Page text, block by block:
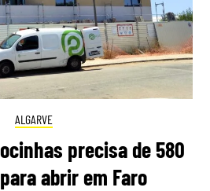
ALGARVE
precisa de 580
abrir em Faro